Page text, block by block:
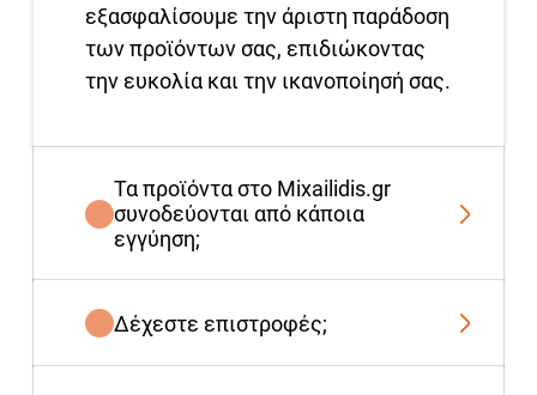
εξασφαλίσουμε την άριστη παράδοση
των προϊόντων σας, επιδιώκοντας
την ευκολία και την ικανοποίησή σας.
Τα προϊόντα στο Mixailidis.gr
συνοδεύονται από κάποια
εγγύηση;
Δέχεστε επιστροφές;